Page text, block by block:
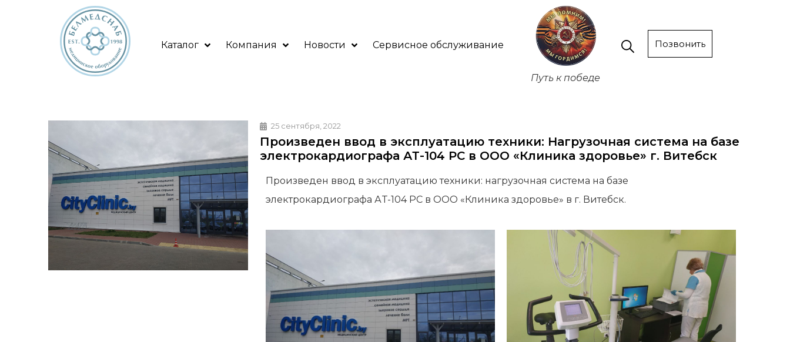
Каталог Компания Новости Сервисное обслуживание
Путь к победе
Позвонить
25 сентября, 2022
Произведен ввод в эксплуатацию техники: Нагрузочная система на базе
электрокардиографа АТ-104 РС в ООО «Клиника здоровье» г. Витебск
Произведен ввод в эксплуатацию техники: нагрузочная система на базе
электрокардиографа АT-104 РС в ООО «Клиника здоровье» в г. Витебск.